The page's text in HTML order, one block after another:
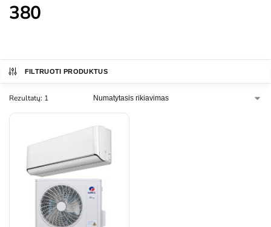
380
FILTRUOTI PRODUKTUS
Rezultatų: 1